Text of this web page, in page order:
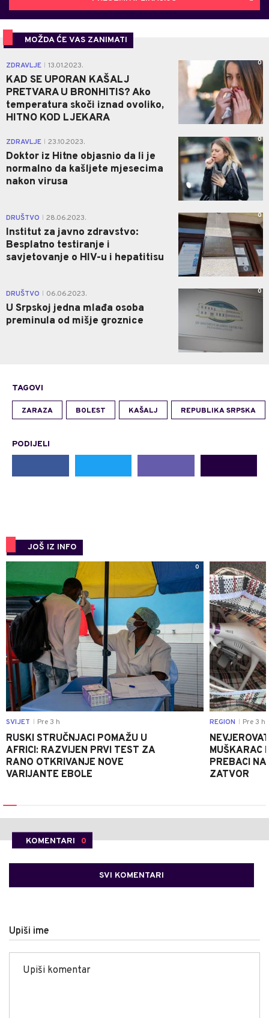
MOŽDA ĆE VAS ZANIMATI
ZDRAVLJE 13.01.2023.
KAD SE UPORAN KAŠALJ
PRETVARA U BRONHITIS? Ako
temperatura skoči iznad ovoliko,
HITNO KOD LJEKARA
0
ZDRAVLJE 23.10.2023.
Doktor iz Hitne objasnio da li je
normalno da kašljete mjesecima
nakon virusa
0
DRUŠTVO 28.06.2023.
Institut za javno zdravstvo:
Besplatno testiranje i
savjetovanje o HIV-u i hepatitisu
0
DRUŠTVO 06.06.2023.
U Srpskoj jedna mlađa osoba
preminula od mišje groznice
0
TAGOVI
ZARAZA BOLEST KAŠALJ REPUBLIKA SRPSKA
PODIJELI
JOŠ IZ INFO
0
SVIJET Pre 3 h
RUSKI STRUČNJACI POMAŽU U
AFRICI: RAZVIJEN PRVI TEST ZA
RANO OTKRIVANJE NOVE
VARIJANTE EBOLE
REGION Pre 3 h
MUŠKARAC
PREBACI
ZATVOR
KOMENTARI 0
SVI KOMENTARI
Upiši ime